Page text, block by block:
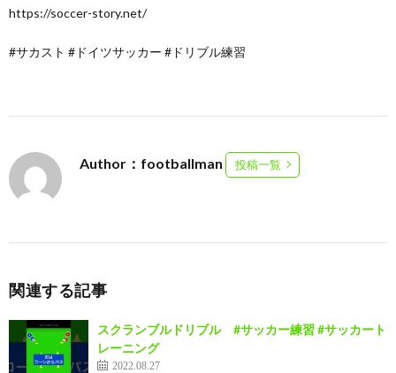
https://soccer-story.net/
#サカスト #ドイツサッカー #ドリブル練習
Author：footballman 投稿一覧
関連する記事
スクランブルドリブル #サッカー練習 #サッカート
レーニング
2022.08.27